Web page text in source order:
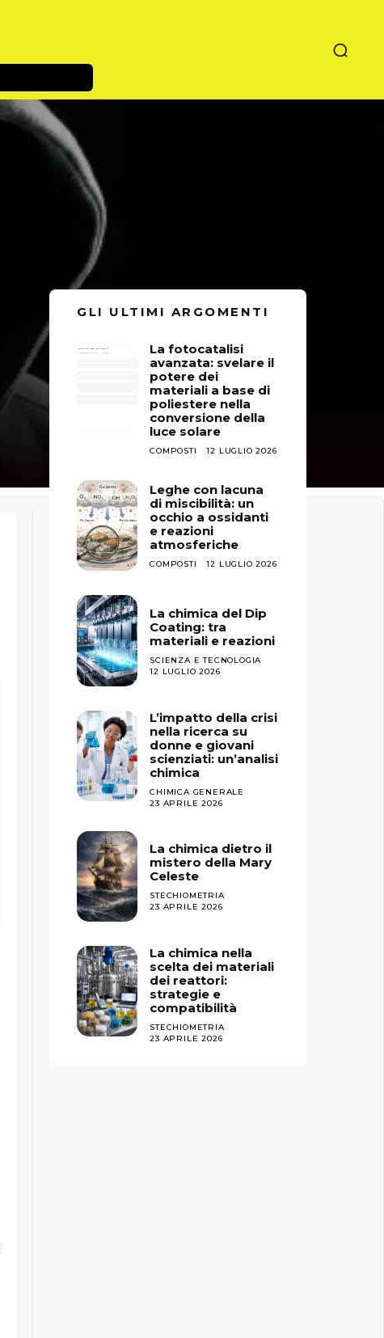
GLI ULTIMI ARGOMENTI
La fotocatalisi
avanzata: svelare il
potere dei
materiali a base di
poliestere nella
conversione della
luce solare
COMPOSTI 12 LUGLIO 2026
Leghe con lacuna
di miscibilità: un
occhio a ossidanti
e reazioni
atmosferiche
COMPOSTI 12 LUGLIO 2026
La chimica del Dip
Coating: tra
materiali e reazioni
SCIENZA E TECNOLOGIA
12 LUGLIO 2026
L’impatto della crisi
nella ricerca su
donne e giovani
scienziati: un’analisi
chimica
CHIMICA GENERALE
23 APRILE 2026
La chimica dietro il
mistero della Mary
Celeste
STECHIOMETRIA
23 APRILE 2026
La chimica nella
scelta dei materiali
dei reattori:
strategie e
compatibilità
STECHIOMETRIA
23 APRILE 2026